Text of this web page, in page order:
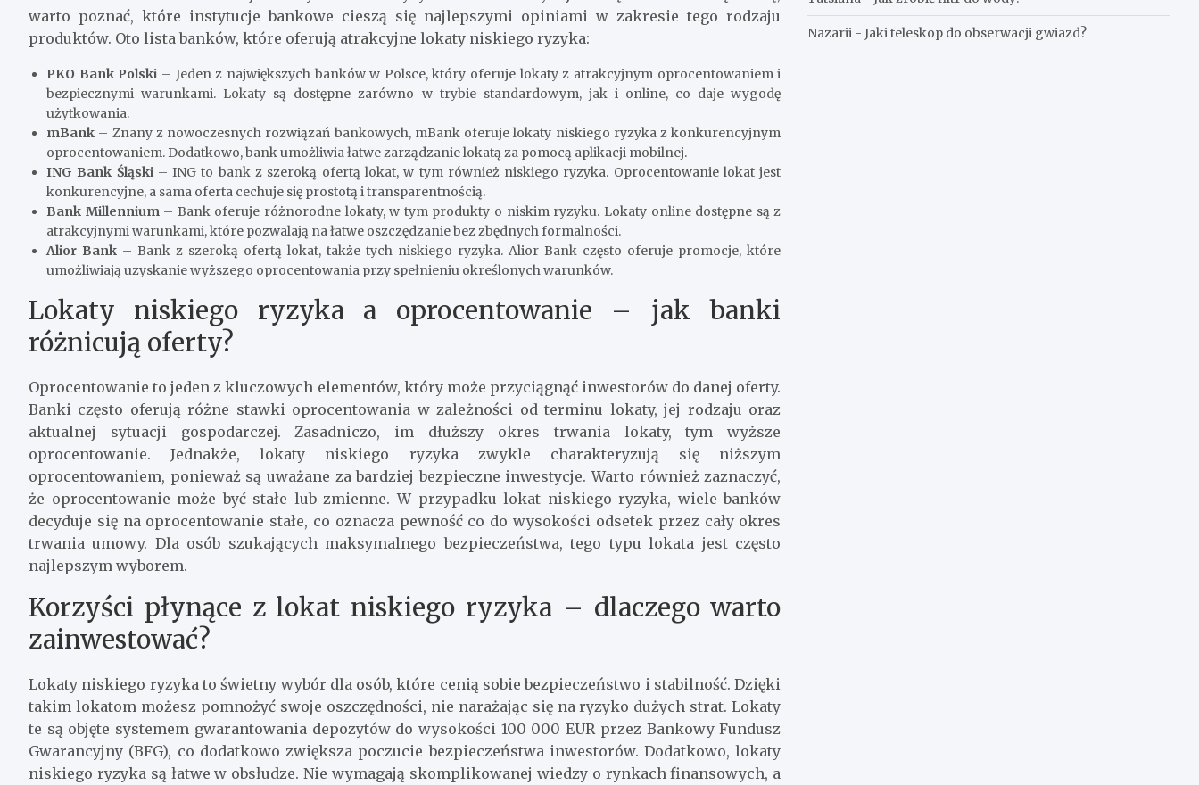
warto poznać, które instytucje bankowe cieszą się najlepszymi opiniami w zakresie tego rodzaju
produktów. Oto lista banków, które oferują atrakcyjne lokaty niskiego ryzyka:
PKO Bank Polski – Jeden z największych banków w Polsce, który oferuje lokaty z atrakcyjnym oprocentowaniem i
bezpiecznymi warunkami. Lokaty są dostępne zarówno w trybie standardowym, jak i online, co daje wygodę
użytkowania.
mBank – Znany z nowoczesnych rozwiązań bankowych, mBank oferuje lokaty niskiego ryzyka z konkurencyjnym
oprocentowaniem. Dodatkowo, bank umożliwia łatwe zarządzanie lokatą za pomocą aplikacji mobilnej.
ING Bank Śląski– ING to bank z szeroką ofertą lokat, w tym również niskiego ryzyka. Oprocentowanie lokat jest
konkurencyjne, a sama oferta cechuje się prostotą i transparentnością.
Bank Millennium– Bank oferuje różnorodne lokaty, w tym produkty o niskim ryzyku. Lokaty online dostępne są z
atrakcyjnymi warunkami, które pozwalają na łatwe oszczędzanie bez zbędnych formalności.
Alior Bank – Bank z szeroką ofertą lokat, także tych niskiego ryzyka. Alior Bank często oferuje promocje, które
umożliwiają uzyskanie wyższego oprocentowania przy spełnieniu określonych warunków.
Lokaty niskiego ryzyka a oprocentowanie – jak banki
różnicują oferty?
Oprocentowanie to jeden z kluczowych elementów, który może przyciągnąć inwestorów do danej oferty.
Banki często oferują różne stawki oprocentowania w zależności od terminu lokaty, jej rodzaju oraz
aktualnej sytuacji gospodarczej. Zasadniczo, im dłuższy okres trwania lokaty, tym wyższe
oprocentowanie. Jednakże, lokaty niskiego ryzyka zwykle charakteryzują się niższym
oprocentowaniem, ponieważ są uważane za bardziej bezpieczne inwestycje. Warto również zaznaczyć,
że oprocentowanie może być stałe lub zmienne. W przypadku lokat niskiego ryzyka, wiele banków
decyduje się na oprocentowanie stałe, co oznacza pewność co do wysokości odsetek przez cały okres
trwania umowy. Dla osób szukających maksymalnego bezpieczeństwa, tego typu lokata jest często
najlepszym wyborem.
Korzyści płynące z lokat niskiego ryzyka – dlaczego warto
zainwestować?
Lokaty niskiego ryzyka to świetny wybór dla osób, które cenią sobie bezpieczeństwo i stabilność. Dzięki
takim lokatom możesz pomnożyć swoje oszczędności, nie narażając się na ryzyko dużych strat. Lokaty
te są objęte systemem gwarantowania depozytów do wysokości 100 000 EUR przez Bankowy Fundusz
Gwarancyjny (BFG), co dodatkowo zwiększa poczucie bezpieczeństwa inwestorów. Dodatkowo, lokaty
niskiego ryzyka są łatwe w obsłudze. Nie wymagają skomplikowanej wiedzy o rynkach finansowych, a
Nazarii -Jaki teleskop do obserwacji gwiazd?